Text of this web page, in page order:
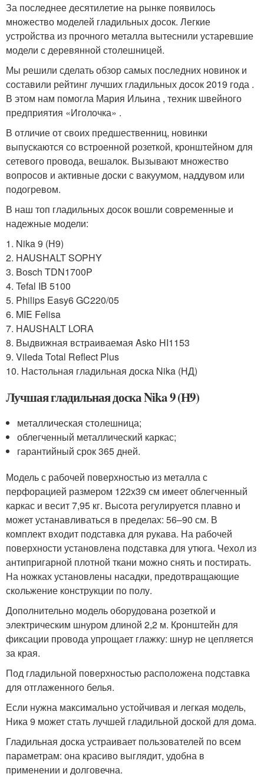
За последнее десятилетие на рынке появилось
множество моделей гладильных досок. Легкие
устройства из прочного металла вытеснили устаревшие
модели с деревянной столешницей.
Мы решили сделать обзор самых последних новинок и
составили рейтинг лучших гладильных досок 2019 года .
В этом нам помогла Мария Ильина , техник швейного
предприятия «Иголочка» .
В отличие от своих предшественниц, новинки
выпускаются со встроенной розеткой, кронштейном для
сетевого провода, вешалок. Вызывают множество
вопросов и активные доски с вакуумом, наддувом или
подогревом.
В наш топ гладильных досок вошли современные и
надежные модели:
1. Nika 9 (Н9)
2. HAUSHALT SOPHY
3. Bosch TDN1700P
4. Tefal IB 5100
5. Philips Easy6 GC220/05
6. MIE Felisa
7. HAUSHALT LORA
8. Выдвижная встраиваемая Asko HI1153
9. Vileda Total Reflect Plus
10. Настольная гладильная доска Nika (НД)
Лучшая гладильная доска Nika 9 (Н9)
металлическая столешница;
облегченный металлический каркас;
гарантийный срок 365 дней.
Модель с рабочей поверхностью из металла с
перфорацией размером 122х39 см имеет облегченный
каркас и весит 7,95 кг. Высота регулируется плавно и
может устанавливаться в пределах: 56–90 см. В
комплект входит подставка для рукава. На рабочей
поверхности установлена подставка для утюга. Чехол из
антипригарной плотной ткани можно снять и постирать.
На ножках установлены насадки, предотвращающие
скольжение конструкции по полу.
Дополнительно модель оборудована розеткой и
электрическим шнуром длиной 2,2 м. Кронштейн для
фиксации провода упрощает глажку: шнур не цепляется
за края.
Под гладильной поверхностью расположена подставка
для отглаженного белья.
Если нужна максимально устойчивая и легкая модель,
Ника 9 может стать лучшей гладильной доской для дома.
Гладильная доска устраивает пользователей по всем
параметрам: она красиво выглядит, удобна в
применении и долговечна.